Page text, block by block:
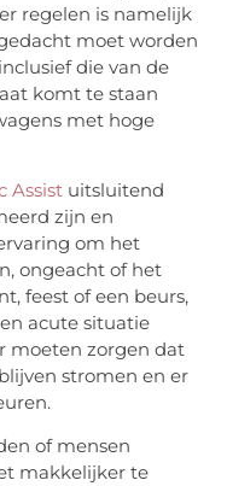
regelen is namelijk
moet worden
die van de
komt te staan
met hoge
Assist uitsluitend
zijn en
om het
ongeacht of het
feest of een beurs,
acute situatie
moeten zorgen dat
stromen en er
of mensen
makkelijker te